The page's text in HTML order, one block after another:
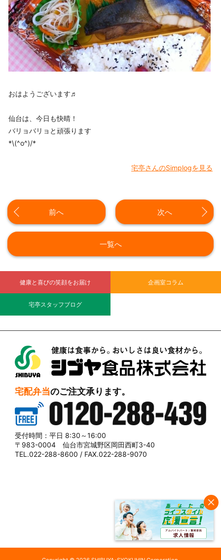
おはようございます♬
仙台は、今日も快晴！
バリョバリョと頑張ります
*\(^o^)/*
宅亭さんのSimplogを見る
前へ 次へ
一覧へ
健康と喜びの笑顔をお届け 企画室コラム
宅亭スタッフブログ
宅配弁当のご注文承ります。
0120-288-439
受付時間：平日 8:30～16:00
〒983-0004 仙台市宮城野区岡田西町3-40
TEL.022-288-8600 / FAX.022-288-9070